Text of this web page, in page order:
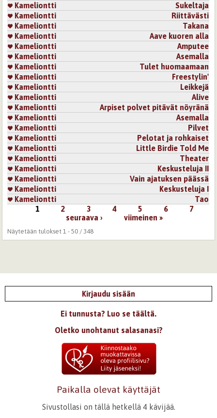
Kameliontti
Sukeltaja
Kameliontti
Riittävästi
Kameliontti
Takana
Kameliontti
Aave kuoren alla
Kameliontti
Amputee
Kameliontti
Asemalla
Kameliontti
Tulet huomaamaan
Kameliontti
Freestylin'
Kameliontti
Leikkejä
Kameliontti
Alive
Kameliontti
Arpiset polvet pitävät nöyränä
Kameliontti
Asemalla
Kameliontti
Pilvet
Kameliontti
Pelotat ja rohkaiset
Kameliontti
Little Birdie Told Me
Kameliontti
Theater
Kameliontti
Keskusteluja II
Kameliontti
Vain ajatuksen päässä
Kameliontti
Keskusteluja I
Kameliontti
Tao
1 2 3 4 5 6
7
seuraava ›
viimeinen »
Näytetään tulokset 1 - 50 / 348
Kirjaudu sisään
Ei tunnusta? Luo se täältä.
Oletko unohtanut salasanasi?
Paikalla olevat käyttäjät
Sivustollasi on tällä hetkellä 4 kävijää.